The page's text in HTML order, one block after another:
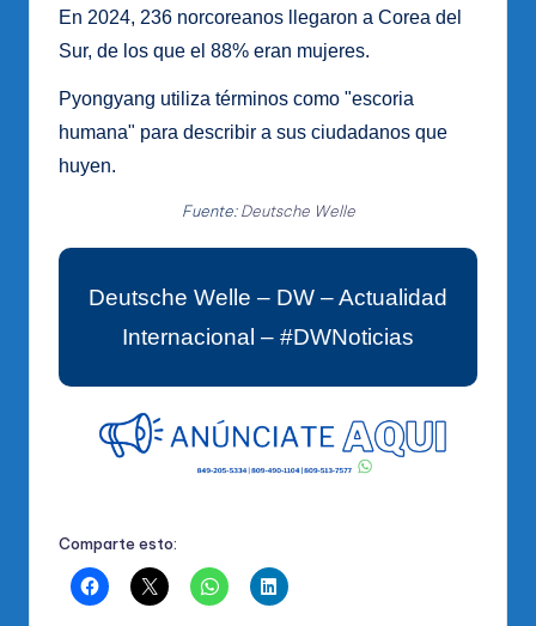
En 2024, 236 norcoreanos llegaron a Corea del
Sur, de los que el 88% eran mujeres.
Pyongyang utiliza términos como "escoria
humana" para describir a sus ciudadanos que
huyen.
Fuente:Deutsche Welle
Deutsche Welle – DW – Actualidad
Internacional – #DWNoticias
Comparte esto: